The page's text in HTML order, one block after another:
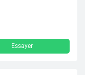
Essayer